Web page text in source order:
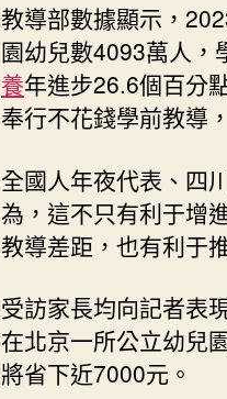
教導部數據顯示，
園幼兒數4093萬人，
養年進步26.6個百分
奉行不花錢學前教導
全國人年夜代表、四
為，這不只有利于增
教導差距，也有利于
受訪家長均向記者表
在北京一所公立幼兒
將省下近7000元。